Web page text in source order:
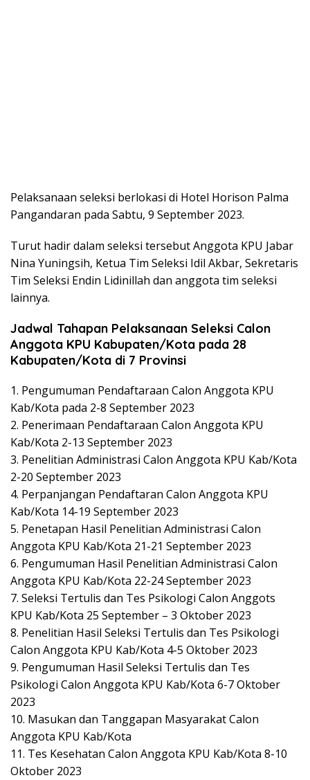
Pelaksanaan seleksi berlokasi di Hotel Horison Palma
Pangandaran pada Sabtu, 9 September 2023.
Turut hadir dalam seleksi tersebut Anggota KPU Jabar
Nina Yuningsih, Ketua Tim Seleksi Idil Akbar, Sekretaris
Tim Seleksi Endin Lidinillah dan anggota tim seleksi
lainnya.
Jadwal Tahapan Pelaksanaan Seleksi Calon
Anggota KPU Kabupaten/Kota pada 28
Kabupaten/Kota di 7 Provinsi
1. Pengumuman Pendaftaraan Calon Anggota KPU
Kab/Kota pada 2-8 September 2023
2. Penerimaan Pendaftaraan Calon Anggota KPU
Kab/Kota 2-13 September 2023
3. Penelitian Administrasi Calon Anggota KPU Kab/Kota
2-20 September 2023
4. Perpanjangan Pendaftaran Calon Anggota KPU
Kab/Kota 14-19 September 2023
5. Penetapan Hasil Penelitian Administrasi Calon
Anggota KPU Kab/Kota 21-21 September 2023
6. Pengumuman Hasil Penelitian Administrasi Calon
Anggota KPU Kab/Kota 22-24 September 2023
7. Seleksi Tertulis dan Tes Psikologi Calon Anggots
KPU Kab/Kota 25 September – 3 Oktober 2023
8. Penelitian Hasil Seleksi Tertulis dan Tes Psikologi
Calon Anggota KPU Kab/Kota 4-5 Oktober 2023
9. Pengumuman Hasil Seleksi Tertulis dan Tes
Psikologi Calon Anggota KPU Kab/Kota 6-7 Oktober
2023
10. Masukan dan Tanggapan Masyarakat Calon
Anggota KPU Kab/Kota
11. Tes Kesehatan Calon Anggota KPU Kab/Kota 8-10
Oktober 2023